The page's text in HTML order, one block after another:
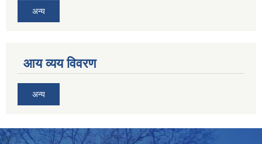
अन्य
आय व्यय विवरण
अन्य